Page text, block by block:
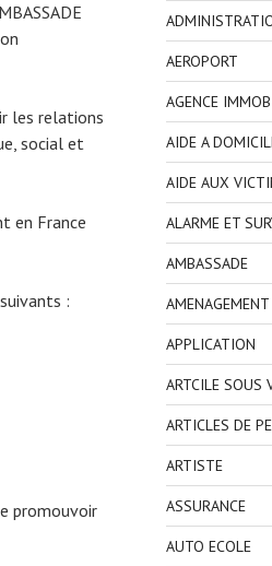
les relations
social et
en France
:
promouvoir
AEROPORT
AGENCE
AIDE A
AIDE AUX
ALARME ET
AMBASSADE
APPLICATION
ARTCILE SOUS
ARTICLES DE
ARTISTE
ASSURANCE
AUTO ECOLE